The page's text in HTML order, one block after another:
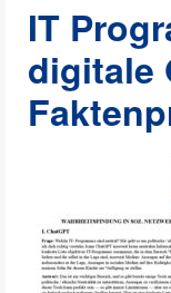
IT
digitale